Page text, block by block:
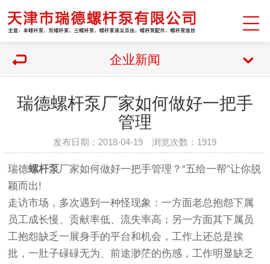
企业新闻
瑞德螺杆泵厂家如何做好一把手
管理
发布日期：2018-04-19 浏览次数：1919
瑞德螺杆泵厂家如何做好一把手管理？“五给一帮”让你脱
颖而出!
走访市场，多次遇到一种怪现象：一方面老总抱怨下属
员工成长慢、贡献率低、流失率高；另一方面其下属员
工抱怨缺乏一展身手的平台和机会，工作上还总是挨
批，一肚子碌碌无为、前途渺茫的伤感，工作明显缺乏